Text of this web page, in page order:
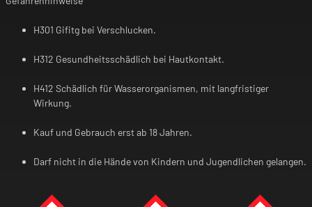
H301 Gifitg bei Verschlucken.
H312 Gesundheitsschädlich bei Hautkontakt.
H412 Schädlich für Wasserorganismen, mit langfristiger
Wirkung.
Kauf und Gebrauch erst ab 18 Jahren.
Darf nicht in die Hände von Kindern und Jugendlichen gelangen.